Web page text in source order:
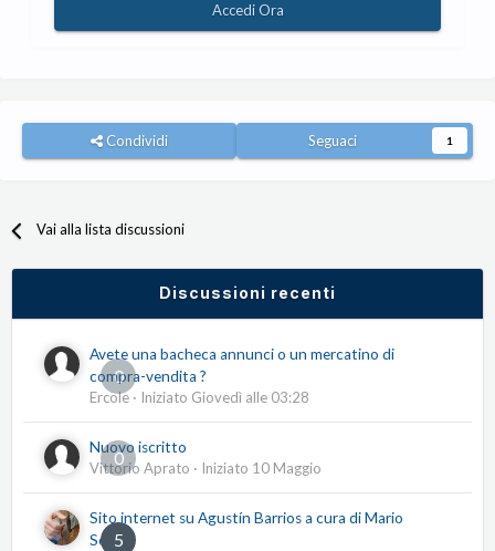
Accedi Ora
Condividi Seguaci 1
Vai alla lista discussioni
Discussioni recenti
0
Avete una bacheca annunci o un mercatino di
compra-vendita ?
Ercole · Iniziato Giovedì alle 03:28
0
Nuovo iscritto
Vittorio Aprato · Iniziato 10 Maggio
5
Sito internet su Agustín Barrios a cura di Mario
Serio